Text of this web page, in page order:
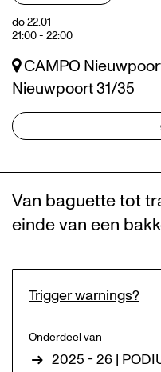
do 22.01
21:00- 22:00
CAMPO
Nieuwpoort 31/35
Van baguette tot
einde van een
Trigger warnings?
Onderdeel van
2025 - 26 |